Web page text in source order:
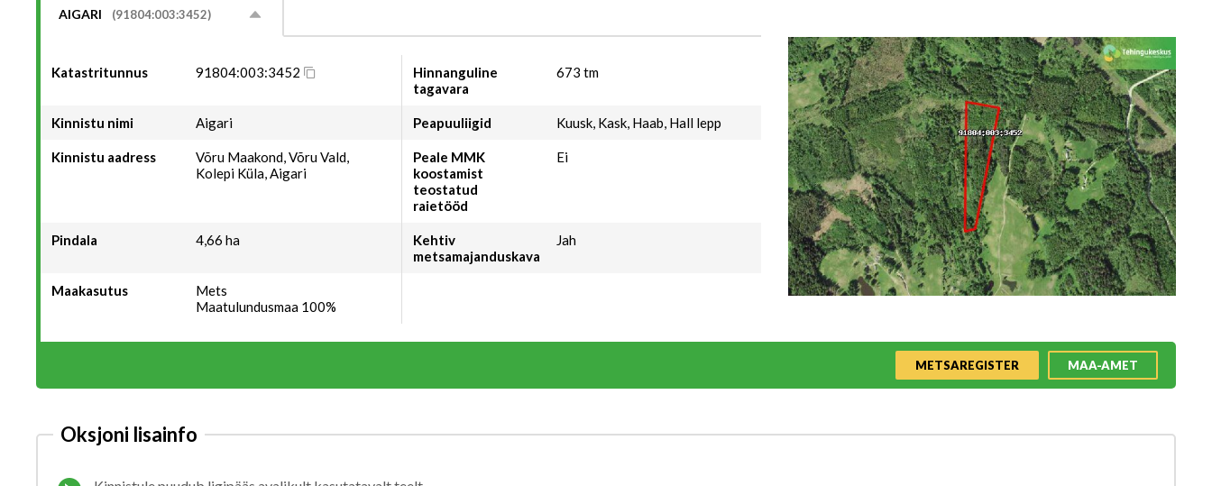
AIGARI (91804:003:3452)
Katastritunnus 91804:003:3452
Hinnanguline
tagavara
673 tm
Kinnistu nimi Aigari Peapuuliigid Kuusk, Kask, Haab, Hall lepp
Kinnistu aadress
Võru Maakond, Võru Vald,
Kolepi Küla, Aigari
Peale MMK
koostamist
teostatud
raietööd
Ei
Pindala 4,66 ha
Kehtiv
metsamajanduskava
Jah
Maakasutus
Mets
Maatulundusmaa 100%
METSAREGISTER MAA-AMET
Oksjoni lisainfo